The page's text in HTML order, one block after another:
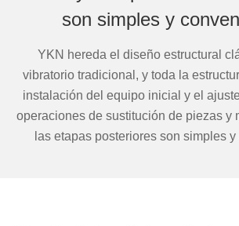
son simples y
YKN hereda el diseño estructural
vibratorio tradicional, y toda la
instalación del equipo inicial y el
operaciones de sustitución de piezas y
las etapas posteriores son simples